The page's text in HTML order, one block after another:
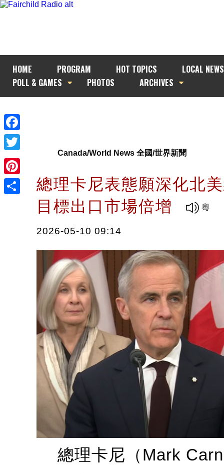
HOME PROGRAM HOT TOPICS
LOCAL NEWS
POLL & GAMES
PHOTOS ARCHIVES
Facebook
Twitter
Pinterest
Canada/World News 全國/世界新聞
總理卡尼表態願深化北
目標出口市場倍增
2026-05-10 09:14
總理卡尼（Mark